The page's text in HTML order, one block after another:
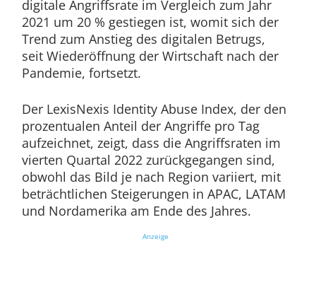
digitale Angriffsrate im Vergleich zum Jahr
2021 um 20 % gestiegen ist, womit sich der
Trend zum Anstieg des digitalen Betrugs,
seit Wiederöffnung der Wirtschaft nach der
Pandemie, fortsetzt.
Der LexisNexis Identity Abuse Index, der den
prozentualen Anteil der Angriffe pro Tag
aufzeichnet, zeigt, dass die Angriffsraten im
vierten Quartal 2022 zurückgegangen sind,
obwohl das Bild je nach Region variiert, mit
beträchtlichen Steigerungen in APAC, LATAM
und Nordamerika am Ende des Jahres.
Anzeige